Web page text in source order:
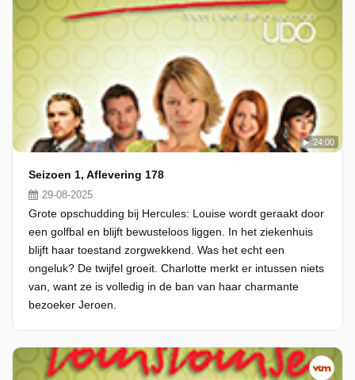
24:00
Seizoen 1, Aflevering 178
29-08-2025
Grote opschudding bij Hercules: Louise wordt geraakt door
een golfbal en blijft bewusteloos liggen. In het ziekenhuis
blijft haar toestand zorgwekkend. Was het echt een
ongeluk? De twijfel groeit. Charlotte merkt er intussen niets
van, want ze is volledig in de ban van haar charmante
bezoeker Jeroen.